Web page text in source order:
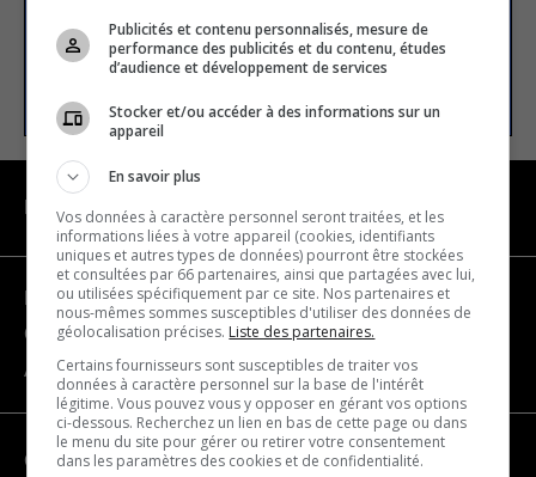
SUBSCRIBE
NAVIGATION
Become a partner
Contact us
About us
CATEGORIES
Publicités et contenu personnalisés, mesure de
performance des publicités et du contenu, études
d’audience et développement de services
Stocker et/ou accéder à des informations sur un
appareil
En savoir plus
Vos données à caractère personnel seront traitées, et les
informations liées à votre appareil (cookies, identifiants
uniques et autres types de données) pourront être stockées
et consultées par 66 partenaires, ainsi que partagées avec lui,
ou utilisées spécifiquement par ce site. Nos partenaires et
nous-mêmes sommes susceptibles d'utiliser des données de
géolocalisation précises. Liste des partenaires.
Certains fournisseurs sont susceptibles de traiter vos
données à caractère personnel sur la base de l'intérêt
légitime. Vous pouvez vous y opposer en gérant vos options
ci-dessous. Recherchez un lien en bas de cette page ou dans
le menu du site pour gérer ou retirer votre consentement
dans les paramètres des cookies et de confidentialité.